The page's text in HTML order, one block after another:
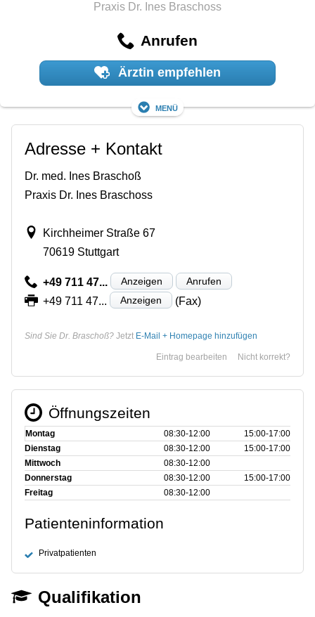
Praxis Dr. Ines Braschoss
Anrufen
Ärztin empfehlen
Menü
Adresse + Kontakt
Dr. med. Ines Braschoß
Praxis Dr. Ines Braschoss
Kirchheimer Straße 67
70619 Stuttgart
+49 711 47... Anzeigen Anrufen
+49 711 47... Anzeigen (Fax)
Sind Sie Dr. Braschoß? Jetzt E-Mail + Homepage hinzufügen
Nicht korrekt?
Eintrag bearbeiten
Öffnungszeiten
Montag 08:30‑12:00
15:00‑17:00
Dienstag
08:30‑12:00
15:00‑17:00
Mittwoch
08:30‑12:00
Donnerstag
08:30‑12:00
15:00‑17:00
Freitag
08:30‑12:00
Patienteninformation
Privatpatienten
Qualifikation